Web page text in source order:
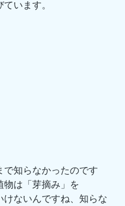
います。
で知らなかったのです
物は「芽摘み」を
けないんですね、知らな